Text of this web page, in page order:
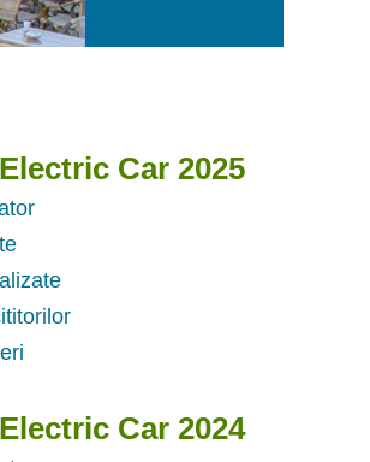
Car 2025
Car 2024